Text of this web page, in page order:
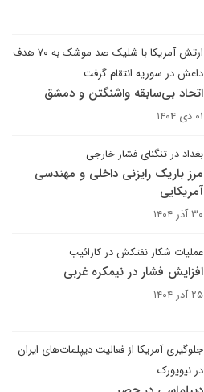
ارتش آمریکا با شلیک صد موشک به ۷۰ هدف
داعش در سوریه انتقام گرفت
اتحاد بی‌سابقه واشنگتن و دمشق
۰۱ دی ۱۴۰۴
بغداد در تنگنای فشار خارجی
مرز باریک رایزنی داخلی و مهندسی
آمریکایی
۳۰ آذر ۱۴۰۴
عملیات شکار نفتکش در کارائیب
افزایش فشار در نیمکره غربی
۲۵ آذر ۱۴۰۴
جلوگیری آمریکا از فعالیت دیپلمات‌های ایران
در نیویورک